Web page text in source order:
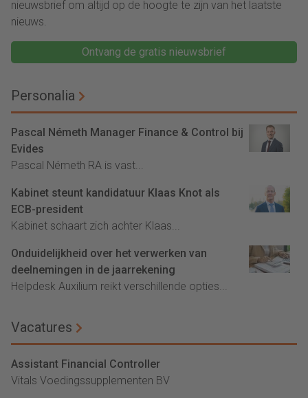
nieuwsbrief om altijd op de hoogte te zijn van het laatste
nieuws.
Ontvang de gratis nieuwsbrief
Personalia
Pascal Németh Manager Finance & Control bij
Evides
Pascal Németh RA is vast...
Kabinet steunt kandidatuur Klaas Knot als
ECB-president
Kabinet schaart zich achter Klaas...
Onduidelijkheid over het verwerken van
deelnemingen in de jaarrekening
Helpdesk Auxilium reikt verschillende opties...
Vacatures
Assistant Financial Controller
Vitals Voedingssupplementen BV